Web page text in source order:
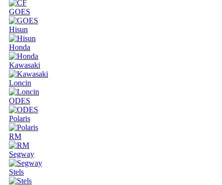
GOES
Hisun
Honda
Kawasaki
Loncin
ODES
Polaris
RM
Segway
Stels